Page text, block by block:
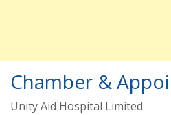
Chamber &
Unity Aid Hospital Limited